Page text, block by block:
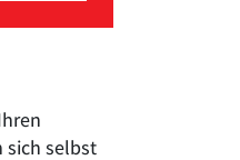
sich selbst